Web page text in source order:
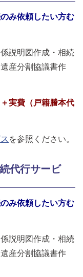
み依頼したい方む
説明図作成・相続
産分割協議書作
実費（戸籍謄本代
を参照ください。
代行サービ
み依頼したい方む
説明図作成・相続
産分割協議書作